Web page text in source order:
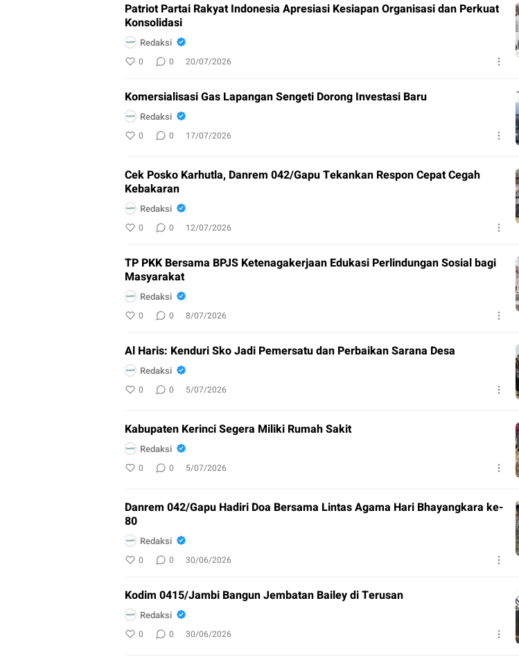
Patriot Partai Rakyat Indonesia Apresiasi Kesiapan Organisasi dan Perkuat
Konsolidasi
Redaksi
0 0 20/07/2026
Komersialisasi Gas Lapangan Sengeti Dorong Investasi Baru
Redaksi
0 0 17/07/2026
Cek Posko Karhutla, Danrem 042/Gapu Tekankan Respon Cepat Cegah
Kebakaran
Redaksi
0 0 12/07/2026
TP PKK Bersama BPJS Ketenagakerjaan Edukasi Perlindungan Sosial bagi
Masyarakat
Redaksi
0 0 8/07/2026
Al Haris: Kenduri Sko Jadi Pemersatu dan Perbaikan Sarana Desa
Redaksi
0 0 5/07/2026
Kabupaten Kerinci Segera Miliki Rumah Sakit
Redaksi
0 0 5/07/2026
Danrem 042/Gapu Hadiri Doa Bersama Lintas Agama Hari Bhayangkara ke-
80
Redaksi
0 0 30/06/2026
Kodim 0415/Jambi Bangun Jembatan Bailey di Terusan
Redaksi
0 0 30/06/2026